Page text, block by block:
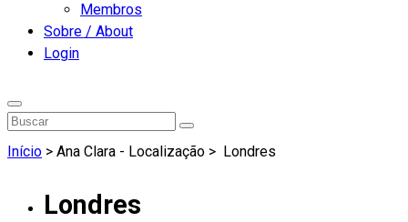
Membros
Sobre / About
Login
Início > Ana Clara - Localização > Londres
Londres